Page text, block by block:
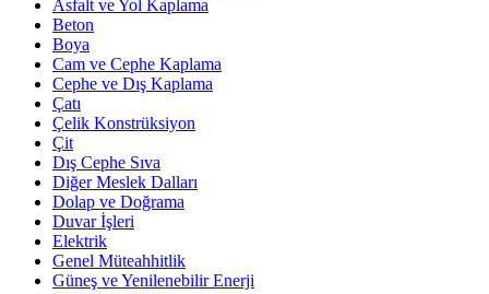
Asfalt ve Yol Kaplama
Beton
Boya
Cam ve Cephe Kaplama
Cephe ve Dış Kaplama
Çatı
Çelik Konstrüksiyon
Çit
Dış Cephe Sıva
Diğer Meslek Dalları
Dolap ve Doğrama
Duvar İşleri
Elektrik
Genel Müteahhitlik
Güneş ve Yenilenebilir Enerji